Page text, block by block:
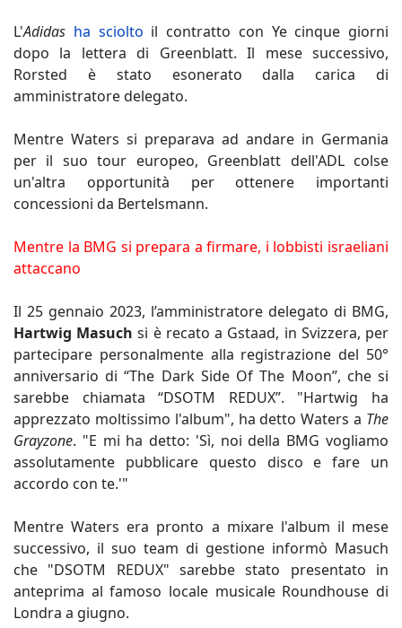
L'Adidas ha sciolto il contratto con Ye cinque giorni
dopo la lettera di Greenblatt. Il mese successivo,
Rorsted è stato esonerato dalla carica di
amministratore delegato.
Mentre Waters si preparava ad andare in Germania
per il suo tour europeo, Greenblatt dell'ADL colse
un'altra opportunità per ottenere importanti
concessioni da Bertelsmann.
Mentre la BMG si prepara a firmare, i lobbisti israeliani
attaccano
Il 25 gennaio 2023, l’amministratore delegato di BMG,
Hartwig Masuch si è recato a Gstaad, in Svizzera, per
partecipare personalmente alla registrazione del 50°
anniversario di “The Dark Side Of The Moon”, che si
sarebbe chiamata “DSOTM REDUX”. "Hartwig ha
apprezzato moltissimo l'album", ha detto Waters a The
Grayzone. "E mi ha detto: 'Sì, noi della BMG vogliamo
assolutamente pubblicare questo disco e fare un
accordo con te.'"
Mentre Waters era pronto a mixare l'album il mese
successivo, il suo team di gestione informò Masuch
che "DSOTM REDUX" sarebbe stato presentato in
anteprima al famoso locale musicale Roundhouse di
Londra a giugno.